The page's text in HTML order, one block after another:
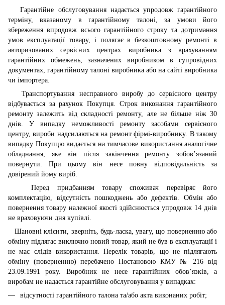
Гарантійне обслуговування надається упродовж гарантійного
терміну, вказаному в гарантійному талоні, за умови його
збереження впродовж всього гарантійного строку та дотримання
умов експлуатації товару, і полягає в безкоштовному ремонті в
авторизованих сервісних центрах виробника з врахуванням
гарантійних обмежень, зазначених виробником в супровідних
документах, гарантійному талоні виробника або на сайті виробника
чи імпортера.
Транспортування несправного виробу до сервісного центру
відбувається за рахунок Покупця. Строк виконання гарантійного
ремонту залежить від складності ремонту, але не більше ніж 30
днів. У випадку неможливості ремонту засобами сервісного
центру, вироби надсилаються на ремонт фірмі-виробнику. В такому
випадку Покупцю видається на тимчасове використання аналогічне
обладнання, яке він після закінчення ремонту зобов’язаний
повернути. При цьому він несе повну відповідальність за
довірений йому виріб.
Перед придбанням товару споживач перевіряє його
комплектацію, відсутність пошкоджень або дефектів. Обмін або
повернення товару належної якості здійснюється упродовж 14 днів
не враховуючи дня купівлі.
Шановні клієнти, зверніть, будь-ласка, увагу, що поверненню або
обміну підлягає виключно новий товар, який не був в експлуатації і
не має слідів використання. Перелік товарів, що не підлягають
обміну (поверненню) перебачено Постановою КМУ № 216 від
23.09.1991 року. Виробник не несе гарантійних обов’язків, а
виробам не надається гарантійне обслуговування у випадках:
відсутності гарантійного талона та/або акта виконаних робіт;